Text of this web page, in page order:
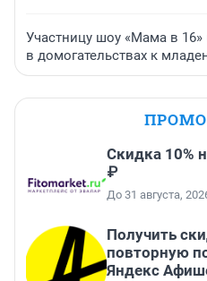
Участницу шоу «Мама в
в домогательствах к
Скидка 10%
₽
До 31 августа,
Получить
повторную
Яндекс